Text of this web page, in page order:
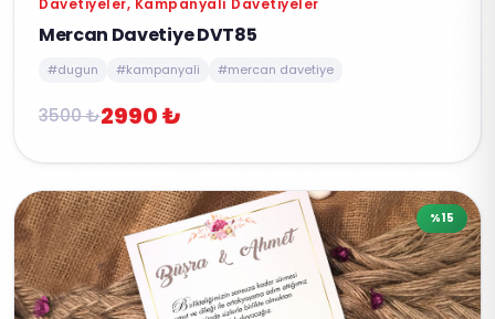
Davetiyeler, Kampanyalı Davetiyeler
Mercan Davetiye DVT85
#dugun #kampanyali #mercan davetiye
3500 ₺2990 ₺
%15